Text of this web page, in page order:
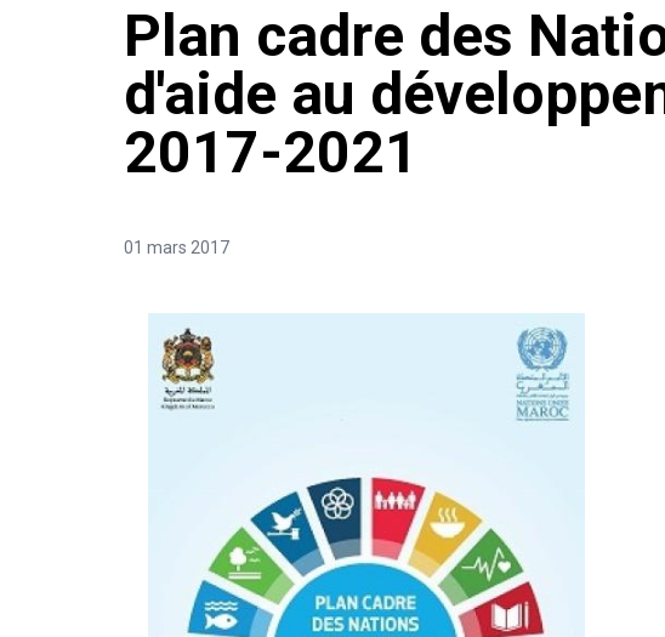
Plan cadre des
d'aide au
2017-2021
01 mars 2017